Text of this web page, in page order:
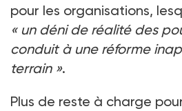
pour les organisations,
« un déni de réalité des
conduit à une réforme
terrain ».
Plus de reste à charge